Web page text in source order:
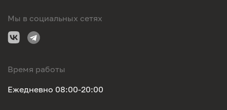
Мы в социальных сетях
Время работы
Ежедневно 08:00-20:00